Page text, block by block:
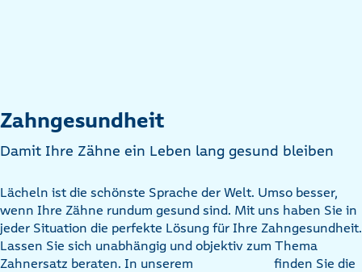
Zahngesundheit
Damit Ihre Zähne ein Leben lang gesund bleiben
Lächeln ist die schönste Sprache der Welt. Umso besser,
wenn Ihre Zähne rundum gesund sind. Mit uns haben Sie in
jeder Situation die perfekte Lösung für Ihre Zahngesundheit.
Lassen Sie sich unabhängig und objektiv zum Thema
Zahnersatz beraten. In unserem
finden Sie die